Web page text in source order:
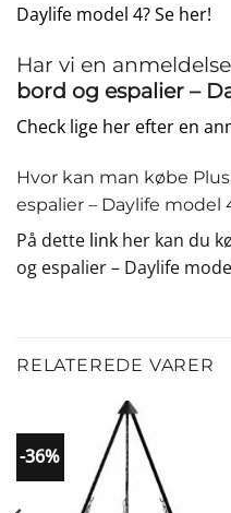
Daylife model 4? Se her!
Har vi en
bord og espalier –
Check lige her efter en
Hvor kan man købe
espalier – Daylife model
På dette link her kan du
og espalier – Daylife
RELATEREDE VARER
-36%